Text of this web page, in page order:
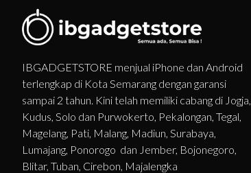
IBGADGETSTORE menjual iPhone dan Android
terlengkap di Kota Semarang dengan garansi
sampai 2 tahun. Kini telah memiliki cabang di Jogja,
Kudus, Solo dan Purwokerto, Pekalongan, Tegal,
Magelang, Pati, Malang, Madiun, Surabaya,
Lumajang, Ponorogo dan Jember, Bojonegoro,
Blitar, Tuban, Cirebon, Majalengka